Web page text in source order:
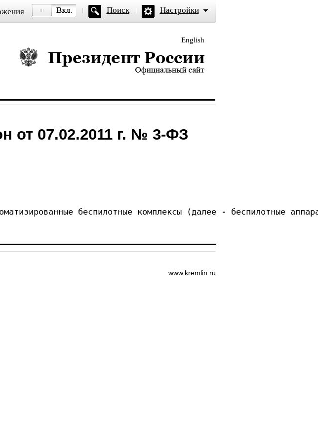
Поиск Настройки
English
Президент России — официальный сайт
от 07.02.2011 г. № 3-ФЗ
средства и иные
www.kremlin.ru